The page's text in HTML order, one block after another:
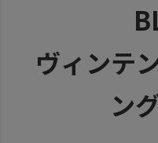
ヴィンテ
ン